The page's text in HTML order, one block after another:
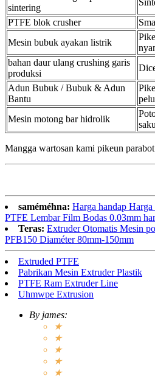
sintering
PTFE blok crusher
Mesin bubuk ayakan listrik
bahan daur ulang crushing garis
produksi
Adun Bubuk / Bubuk & Adun
Bantu
Mesin motong bar hidrolik
Mangga wartosan kami pikeun
saméméhna: Harga handap
PTFE Lembar Film Bodas 0.03mm
Teras: Extruder Otomatis Mesin
PFB150 Diaméter 80mm-150mm
Extruded PTFE
Pabrikan Mesin Extruder Plastik
PTFE Ram Extruder Line
Uhmwpe Extrusion
By james:
★
★
★
★
★